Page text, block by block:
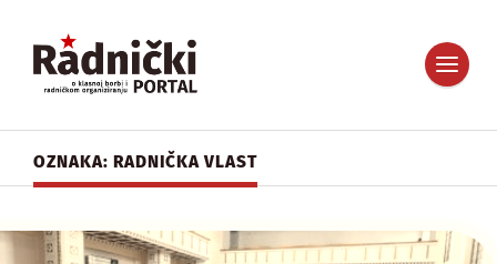
OZNAKA: RADNIČKA VLAST